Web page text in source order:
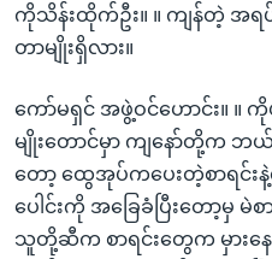
ကိုသိန်းထိုက်ဦး။ ။ ကျန်တဲ့ အ
တာမျိုးရှိလား။
ကော်မရှင် အဖွဲ့ဝင်ဟောင်း။ ။
မျိုးတောင်မှာ ကျနော်တို့က ဘ
တော့ ထွေအုပ်ကပေးတဲ့စာရင်း
ပေါင်းကို အခြေခံပြီးတော့မှ
သူတို့ဆီက စာရင်းတွေက မှားန